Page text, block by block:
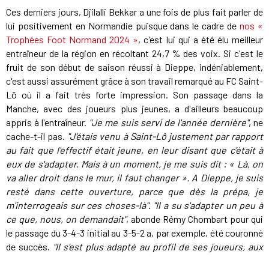
Ces derniers jours, Djilalli Bekkar a une fois de plus fait parler de
lui positivement en Normandie puisque dans le cadre denos «
Trophées Foot Normand 2024 », c'est lui qui a été élu meilleur
entraîneur de la région en récoltant 24,7 % des voix. Si c'est le
fruit de son début de saison réussi à Dieppe, indéniablement,
c'est aussi assurément grâce à son travail remarqué au FC Saint-
Lô où il a fait très forte impression. Son passage dans la
Manche, avec des joueurs plus jeunes, a d'ailleurs beaucoup
appris à l'entraîneur. "Je me suis servi de l'année dernière", ne
cache-t-il pas. "J'étais venu à Saint-Lô justement par rapport
au fait que l'effectif était jeune, en leur disant que c'était à
eux de s'adapter. Mais à un moment, je me suis dit : « Là, on
va aller droit dans le mur, il faut changer». A Dieppe, je suis
resté dans cette ouverture, parce que dès la prépa, je
m'interrogeais sur ces choses-là". "Il a su s'adapter un peu à
ce que, nous, on demandait", abonde Rémy Chombart pour qui
le passage du 3-4-3 initial au 3-5-2 a, par exemple, été couronné
de succès. "Il s'est plus adapté au profil de ses joueurs, aux